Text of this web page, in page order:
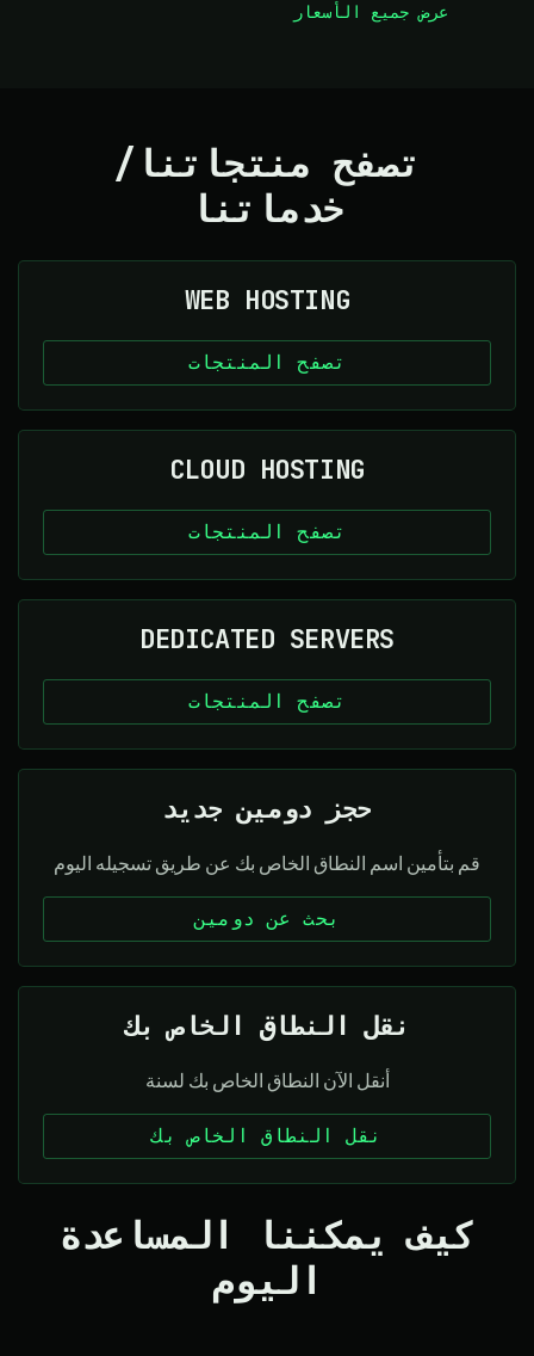
عرض جميع الأسعار
تصفح منتجاتنا/
خدماتنا
WEB HOSTING
تصفح المنتجات
CLOUD HOSTING
تصفح المنتجات
DEDICATED SERVERS
تصفح المنتجات
حجز دومين جديد
قم بتأمين اسم النطاق الخاص بك عن طريق تسجيله اليوم
بحث عن دومين
نقل النطاق الخاص بك
أنقل الآن النطاق الخاص بك لسنة
نقل النطاق الخاص بك
كيف يمكننا المساعدة
اليوم